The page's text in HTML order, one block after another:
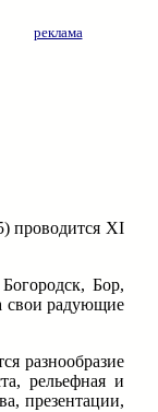
реклама
проводится XI
Бор,
свои радующие
разнообразие
рельефная и
презентации,